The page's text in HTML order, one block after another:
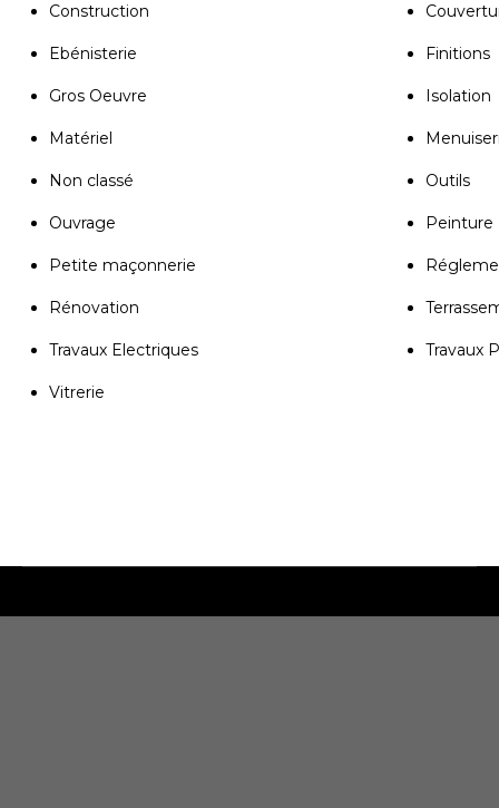
Construction
Ebénisterie Finitions
Gros Oeuvre Isolation
Matériel
Non classé Outils
Ouvrage Peinture
Petite maçonnerie
Rénovation
Travaux Electriques Travaux
Vitrerie